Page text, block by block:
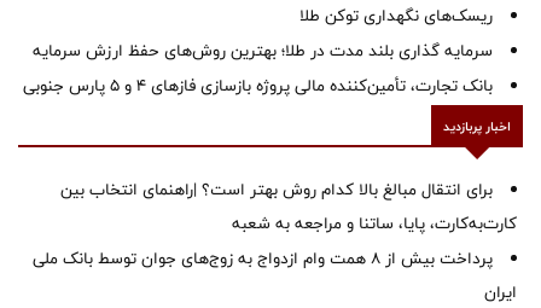
ریسک‌های نگهداری توکن طلا
سرمایه گذاری بلند مدت در طلا؛ بهترین روش‌های حفظ ارزش سرمایه
بانک تجارت، تأمین‌کننده مالی پروژه بازسازی فازهای ۴ و ۵ پارس جنوبی
اخبار پربازدید
برای انتقال مبالغ بالا کدام روش بهتر است؟ |راهنمای انتخاب بین
کارت‌به‌کارت، پایا، ساتنا و مراجعه به شعبه
پرداخت بیش از ۸ همت وام ازدواج به زوج‌های جوان توسط بانک ملی
ایران